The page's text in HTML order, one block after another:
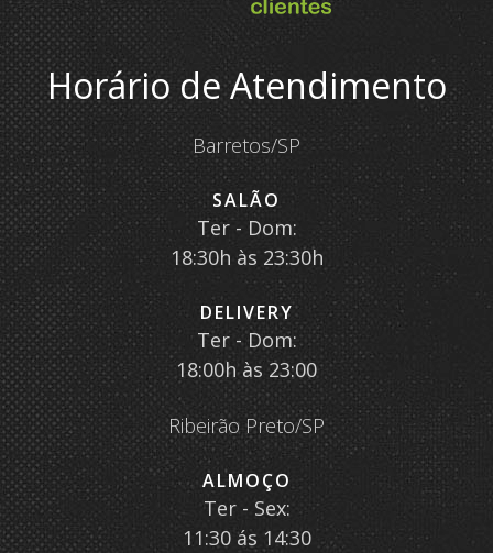
Horário de Atendimento
Barretos/SP
SALÃO
Ter - Dom:
18:30h às 23:30h
DELIVERY
Ter - Dom:
18:00h às 23:00
Ribeirão Preto/SP
ALMOÇO
Ter - Sex:
11:30 ás 14:30